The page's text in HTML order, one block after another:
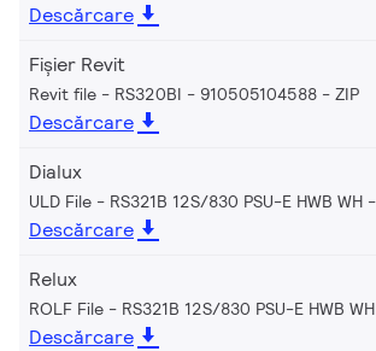
Descărcare
Fișier Revit
Revit file - RS320BI - 910505104588 ZIP
Descărcare
Dialux
ULD File - RS321B 12S/830 PSU-E HWB WH
Descărcare
Relux
ROLF File - RS321B 12S/830 PSU-E HWB WH
Descărcare